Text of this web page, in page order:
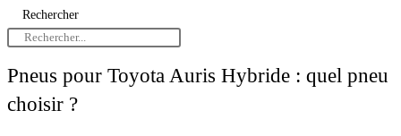
Rechercher
Pneus pour Toyota Auris Hybride : quel pneu
choisir ?